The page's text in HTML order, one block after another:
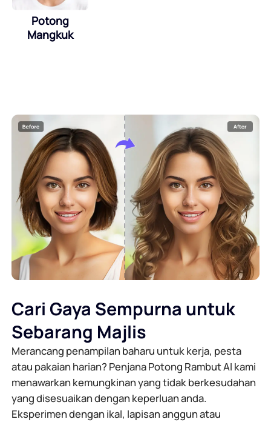
Potong
Mangkuk
Cari Gaya Sempurna untuk
Sebarang Majlis
Merancang penampilan baharu untuk kerja, pesta
atau pakaian harian? Penjana Potong Rambut AI kami
menawarkan kemungkinan yang tidak berkesudahan
yang disesuaikan dengan keperluan anda.
Eksperimen dengan ikal, lapisan anggun atau